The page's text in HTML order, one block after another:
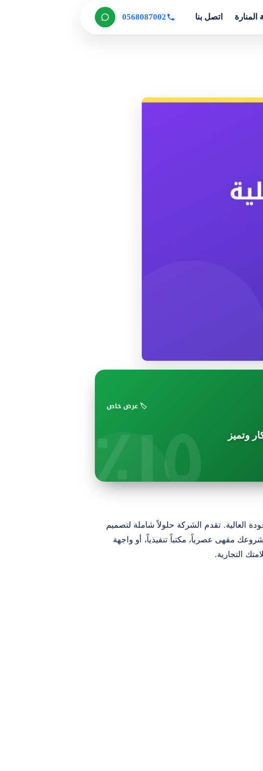
اتصل بنا 0568087002
١٥٪🏷️ عرض خاص
وتميز
العالية. تقدم الشركة حلولاً شاملة لتصميم
مقهى عصرياً، مكتباً تنفيذياً، أو واجهة
التجارية.